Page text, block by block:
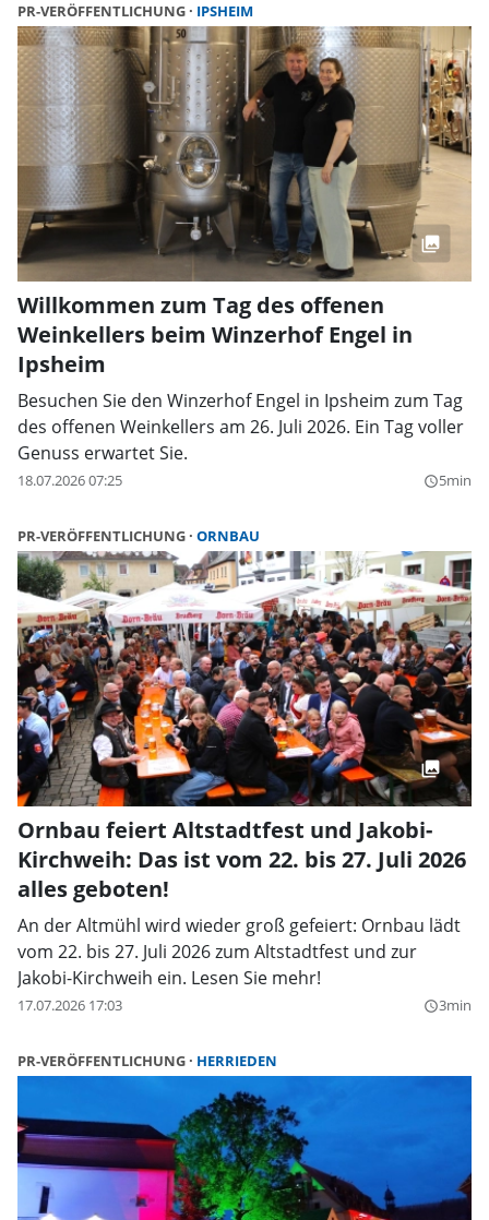
PR-VERÖFFENTLICHUNG IPSHEIM
Willkommen zum Tag des offenen
Weinkellers beim Winzerhof Engel in
Ipsheim
Besuchen Sie den Winzerhof Engel in Ipsheim zum Tag
des offenen Weinkellers am 26. Juli 2026. Ein Tag voller
Genuss erwartet Sie.
18.07.2026 07:25 query_builder5min
PR-VERÖFFENTLICHUNG ORNBAU
Ornbau feiert Altstadtfest und Jakobi-
Kirchweih: Das ist vom 22. bis 27. Juli 2026
alles geboten!
An der Altmühl wird wieder groß gefeiert: Ornbau lädt
vom 22. bis 27. Juli 2026 zum Altstadtfest und zur
Jakobi-Kirchweih ein. Lesen Sie mehr!
17.07.2026 17:03 query_builder3min
PR-VERÖFFENTLICHUNG HERRIEDEN